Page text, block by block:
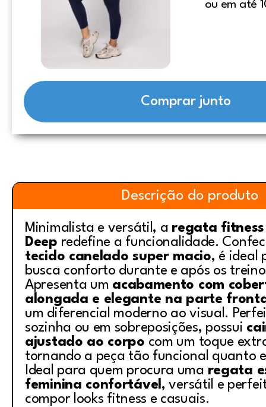
ou em até
Comprar junto
Descrição do produto
Minimalista e versátil, a regata
Deep redefine a funcionalidade.
tecido canelado super macio, é ideal
busca conforto durante e após os
Apresenta um acabamento com
alongada e elegante na parte
um diferencial moderno ao visual.
sozinha ou em sobreposições, possui
ajustado ao corpo com um toque
tornando a peça tão funcional quanto
Ideal para quem procura uma regata
feminina confortável, versátil e
compor looks fitness e casuais.